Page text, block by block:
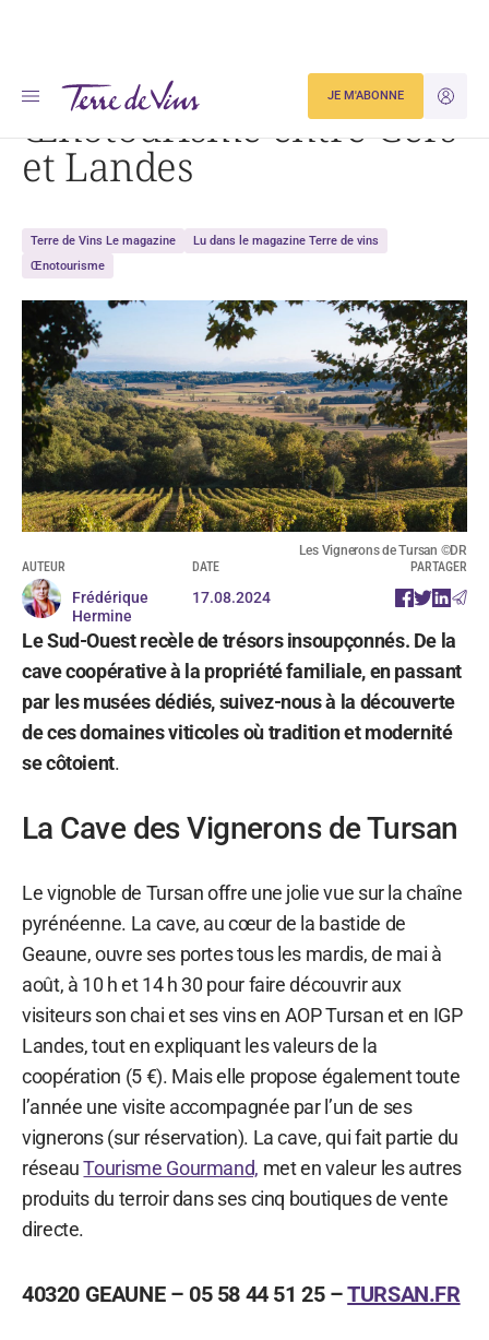
JE
JE M'ABONNE
Accueil Œnotourisme Œnotourisme entre Gers et Landes
Œnotourisme entre Gers
et Landes
Terre de Vins Le magazine
Lu dans le magazine Terre de vins
Œnotourisme
Les Vignerons de Tursan ©DR
AUTEUR
Frédérique
Hermine
DATE
17.08.2024
PARTAGER
Le Sud-Ouest recèle de trésors insoupçonnés. De la
cave coopérative à la propriété familiale, en passant
par les musées dédiés, suivez-nous à la découverte
de ces domaines viticoles où tradition et modernité
se côtoient.
La Cave des Vignerons de Tursan
Le vignoble de Tursan offre une jolie vue sur la chaîne
pyrénéenne. La cave, au cœur de la bastide de
Geaune, ouvre ses portes tous les mardis, de mai à
août, à 10 h et 14 h 30 pour faire découvrir aux
visiteurs son chai et ses vins en AOP Tursan et en IGP
Landes, tout en expliquant les valeurs de la
coopération (5 €). Mais elle propose également toute
l’année une visite accompagnée par l’un de ses
vignerons (sur réservation). La cave, qui fait partie du
réseauTourisme Gourmand, met en valeur les autres
produits du terroir dans ses cinq boutiques de vente
directe.
40320 GEAUNE – 05 58 44 51 25 –TURSAN.FR